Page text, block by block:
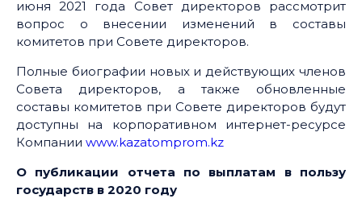
июня 2021 года Совет директоров рассмотрит
вопрос о внесении изменений в составы
комитетов при Совете директоров.
Полные биографии новых и действующих членов
Совета директоров, а также обновленные
составы комитетов при Совете директоров будут
доступны на корпоративном интернет-ресурсе
Компании www.kazatomprom.kz
О публикации отчета по выплатам в пользу
государств в 2020 году